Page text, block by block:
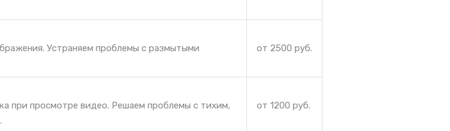
Устраняем проблемы с размытыми
от 2500 руб.
при просмотре видео. Решаем проблемы с тихим,
от 1200 руб.